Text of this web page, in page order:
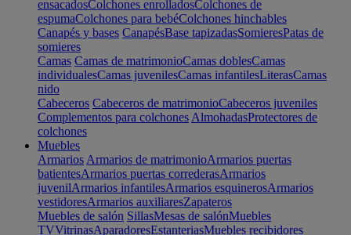
ensacadosColchones enrolladosColchones de
espumaColchones para bebéColchones hinchables
Canapés y bases CanapésBase tapizadasSomieresPatas de
somieres
Camas Camas de matrimonioCamas doblesCamas
individualesCamas juvenilesCamas infantilesLiterasCamas
nido
Cabeceros Cabeceros de matrimonioCabeceros juveniles
Complementos para colchones AlmohadasProtectores de
colchones
Muebles
Armarios Armarios de matrimonioArmarios puertas
batientesArmarios puertas correderasArmarios
juvenilArmarios infantilesArmarios esquinerosArmarios
vestidoresArmarios auxiliaresZapateros
Muebles de salón SillasMesas de salónMuebles
TVVitrinasAparadoresEstanteriasMuebles recibidores